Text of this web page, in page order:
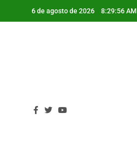
6 de agosto de 2026 8:29:57 AM